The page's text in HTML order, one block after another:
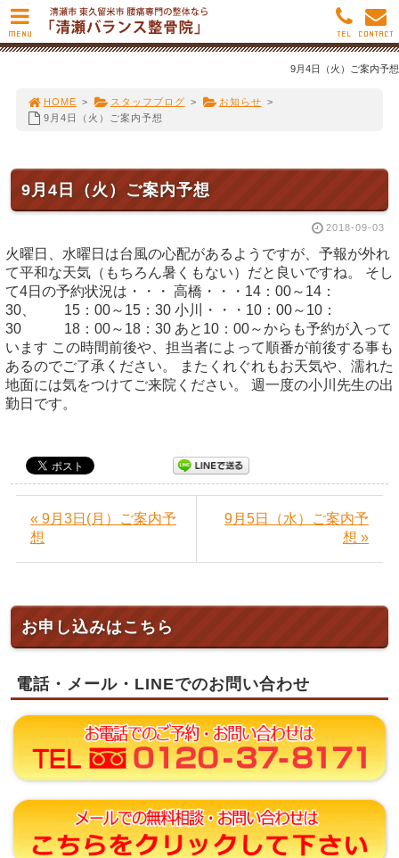
9月4日（火）ご案内予想
HOME > スタッフブログ > お知らせ >
9月4日（火）ご案内予想
9月4日（火）ご案内予想
2018-09-03
火曜日、水曜日は台風の心配があるようですが、予報が外れ
て平和な天気（もちろん暑くもない）だと良いですね。 そし
て4日の予約状況は・・・ 高橋・・・14：00～14：
30、 15：00～15：30 小川・・・10：00～10：
30 18：00～18：30 あと10：00～からも予約が入って
います この時間前後や、担当者によって順番が前後する事も
あるのでご了承ください。 またくれぐれもお天気や、濡れた
地面には気をつけてご来院ください。 週一度の小川先生の出
勤日です。
« 9月3日(月）ご案内予
想
9月5日（水）ご案内予
想 »
お申し込みはこちら
電話・メール・LINEでのお問い合わせ
MENU CONTACT
TEL